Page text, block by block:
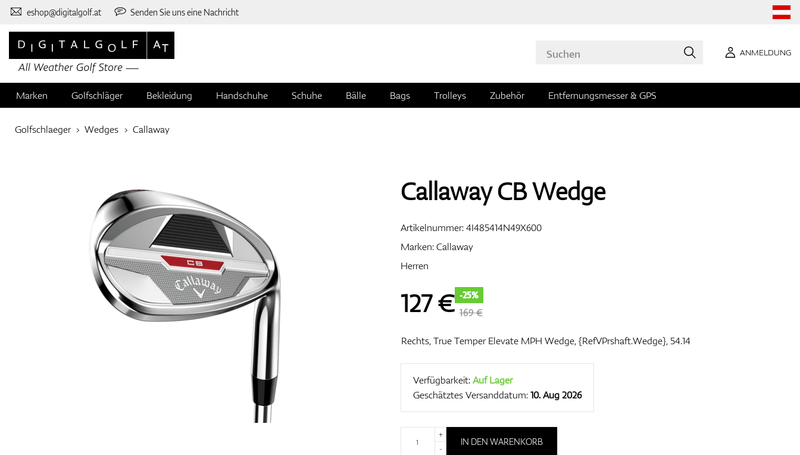
eshop@digitalgolf.at Senden Sie uns eine Nachricht
ANMELDUNG
Marken Golfschläger Bekleidung Handschuhe Schuhe Bälle Bags Trolleys Zubehör Entfernungsmesser & GPS
Golfschlaeger Wedges Callaway
Callaway CB Wedge
Artikelnummer:4I485414N49X600
Marken:Callaway
Herren
127€ -25%
169 €
Rechts, True Temper Elevate MPH Wedge, {RefVPrshaft.Wedge}, 54.14
Verfügbarkeit:Auf Lager
Geschätztes Versanddatum:10. Aug 2026
+
-
IN DEN WARENKORB